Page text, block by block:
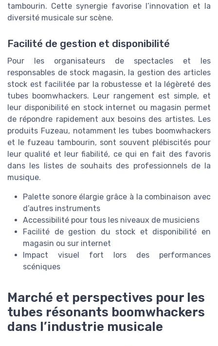
tambourin. Cette synergie favorise l’innovation et la
diversité musicale sur scène.
Facilité de gestion et disponibilité
Pour les organisateurs de spectacles et les
responsables de stock magasin, la gestion des articles
stock est facilitée par la robustesse et la légèreté des
tubes boomwhackers. Leur rangement est simple, et
leur disponibilité en stock internet ou magasin permet
de répondre rapidement aux besoins des artistes. Les
produits Fuzeau, notamment les tubes boomwhackers
et le fuzeau tambourin, sont souvent plébiscités pour
leur qualité et leur fiabilité, ce qui en fait des favoris
dans les listes de souhaits des professionnels de la
musique.
Palette sonore élargie grâce à la combinaison avec
d’autres instruments
Accessibilité pour tous les niveaux de musiciens
Facilité de gestion du stock et disponibilité en
magasin ou sur internet
Impact visuel fort lors des performances
scéniques
Marché et perspectives pour les
tubes résonants boomwhackers
dans l’industrie musicale